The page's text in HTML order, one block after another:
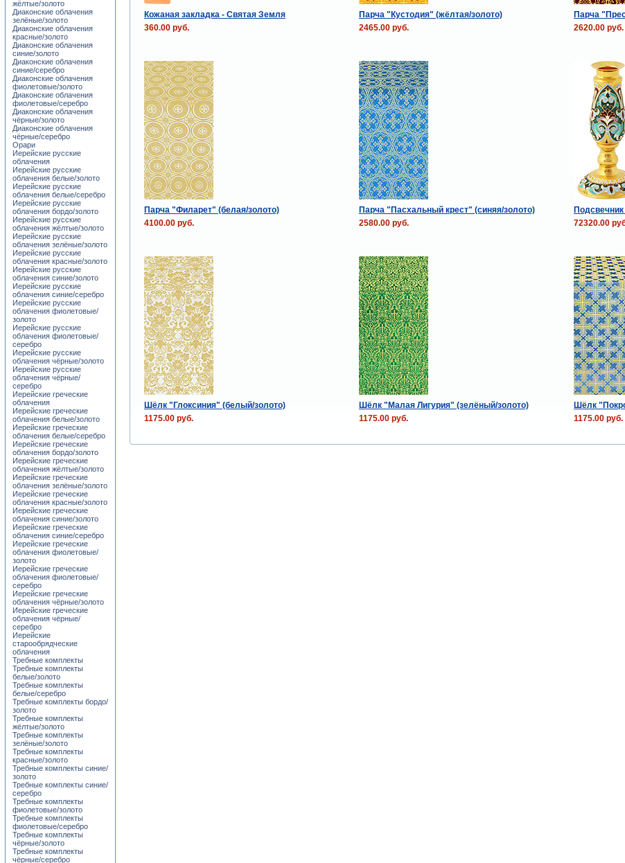
Кожаная закладка - Святая Земля Парча "Кустодия" (жёлтая/золото)
Парча
360.00 руб.
2465.00 руб. 2620.00 руб.
Парча "Филарет" (белая/золото) Парча "Пасхальный крест" (синяя/золото)
4100.00 руб.
2580.00 руб. 72320.00
Шёлк "Глоксиния" (белый/золото) Шёлк "Малая Лигурия" (зелёный/золото)
Шёлк
1175.00 руб.
1175.00 руб. 1175.00 руб.
жёлтые/золото
Диаконские облачения
зелёные/золото
Диаконские облачения
красные/золото
Диаконские облачения
синие/золото
Диаконские облачения
синие/серебро
Диаконские облачения
фиолетовые/золото
Диаконские облачения
фиолетовые/серебро
Диаконские облачения
чёрные/золото
Диаконские облачения
чёрные/серебро
Орари
Иерейские русские
облачения
Иерейские русские
облачения белые/золото
Иерейские русские
облачения белые/серебро
Иерейские русские
облачения бордо/золото
Иерейские русские
облачения жёлтые/золото
Иерейские русские
облачения зелёные/золото
Иерейские русские
облачения красные/золото
Иерейские русские
облачения синие/золото
Иерейские русские
облачения синие/серебро
Иерейские русские
облачения фиолетовые/
золото
Иерейские русские
облачения фиолетовые/
серебро
Иерейские русские
облачения чёрные/золото
Иерейские русские
облачения чёрные/
серебро
Иерейские греческие
облачения
Иерейские греческие
облачения белые/золото
Иерейские греческие
облачения белые/серебро
Иерейские греческие
облачения бордо/золото
Иерейские греческие
облачения жёлтые/золото
Иерейские греческие
облачения зелёные/золото
Иерейские греческие
облачения красные/золото
Иерейские греческие
облачения синие/золото
Иерейские греческие
облачения синие/серебро
Иерейские греческие
облачения фиолетовые/
золото
Иерейские греческие
облачения фиолетовые/
серебро
Иерейские греческие
облачения чёрные/золото
Иерейские греческие
облачения чёрные/
серебро
Иерейские
старообрядческие
облачения
Требные комплекты
Требные комплекты
белые/золото
Требные комплекты
белые/серебро
Требные комплекты бордо/
золото
Требные комплекты
жёлтые/золото
Требные комплекты
зелёные/золото
Требные комплекты
красные/золото
Требные комплекты синие/
золото
Требные комплекты синие/
серебро
Требные комплекты
фиолетовые/золото
Требные комплекты
фиолетовые/серебро
Требные комплекты
чёрные/золото
Требные комплекты
чёрные/серебро